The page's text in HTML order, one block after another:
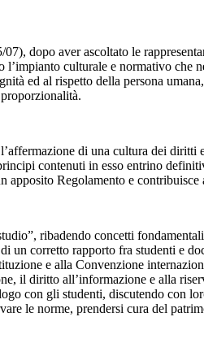
dopo aver ascoltato le
culturale e normativo che
ed al rispetto della persona
di una cultura dei
contenuti in esso entrino
Regolamento e
ribadendo concetti
corretto rapporto fra studenti e
e alla Convenzione
il diritto all’informazione e alla
con gli studenti, discutendo con
le norme, prendersi cura del